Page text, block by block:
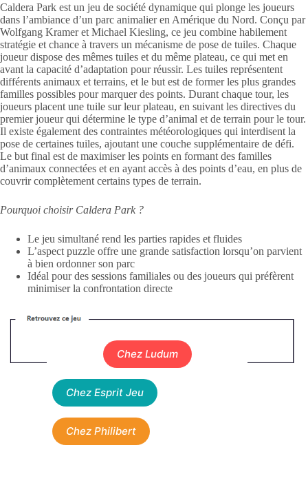
Caldera Park est un jeu de société dynamique qui plonge les joueurs
dans l’ambiance d’un parc animalier en Amérique du Nord. Conçu par
Wolfgang Kramer et Michael Kiesling, ce jeu combine habilement
stratégie et chance à travers un mécanisme de pose de tuiles. Chaque
joueur dispose des mêmes tuiles et du même plateau, ce qui met en
avant la capacité d’adaptation pour réussir. Les tuiles représentent
différents animaux et terrains, et le but est de former les plus grandes
familles possibles pour marquer des points. Durant chaque tour, les
joueurs placent une tuile sur leur plateau, en suivant les directives du
premier joueur qui détermine le type d’animal et de terrain pour le tour.
Il existe également des contraintes météorologiques qui interdisent la
pose de certaines tuiles, ajoutant une couche supplémentaire de défi.
Le but final est de maximiser les points en formant des familles
d’animaux connectées et en ayant accès à des points d’eau, en plus de
couvrir complètement certains types de terrain.
Pourquoi choisir Caldera Park ?
Le jeu simultané rend les parties rapides et fluides
L’aspect puzzle offre une grande satisfaction lorsqu’on parvient
à bien ordonner son parc
Idéal pour des sessions familiales ou des joueurs qui préfèrent
minimiser la confrontation directe
Chez Ludum
Chez Esprit Jeu
Chez Philibert